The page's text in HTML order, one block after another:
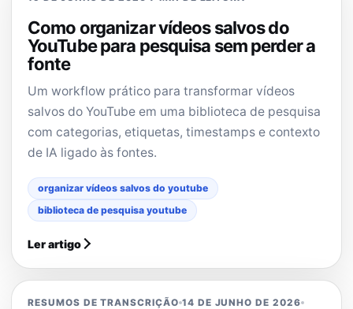
Como organizar vídeos salvos do
YouTube para pesquisa sem perder a
fonte
Um workflow prático para transformar vídeos
salvos do YouTube em uma biblioteca de pesquisa
com categorias, etiquetas, timestamps e contexto
de IA ligado às fontes.
organizar vídeos salvos do youtube
biblioteca de pesquisa youtube
Ler artigo
RESUMOS DE TRANSCRIÇÃO 14 DE JUNHO DE 2026